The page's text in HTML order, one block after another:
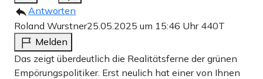
Antworten
Roland Wurstner25.05.2025 um 15:46 Uhr 440T
Melden
Das zeigt überdeutlich die Realitätsferne der grünen
Empörungspolitiker. Erst neulich hat einer von Ihnen